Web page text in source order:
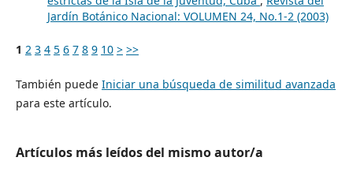
Jardín Botánico Nacional: VOLUMEN 24, No.1-2 (2003)
1 2 3 4 5 6 7 8 9 10 > >>
También puede Iniciar una búsqueda de similitud avanzada
para este artículo.
Artículos más leídos del mismo autor/a